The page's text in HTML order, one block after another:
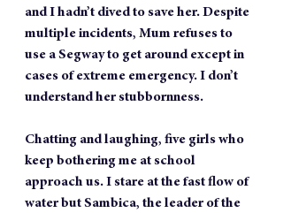
and I hadn’t dived to save her. Despite
multiple incidents, Mum refuses to
use a Segway to get around except in
cases of extreme emergency. I don’t
understand her stubbornness.
Chatting and laughing, five girls who
keep bothering me at school
approach us. I stare at the fast flow of
water but Sambica, the leader of the